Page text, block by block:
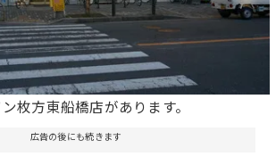
枚方東船橋店があります。
広告の後にも続きます